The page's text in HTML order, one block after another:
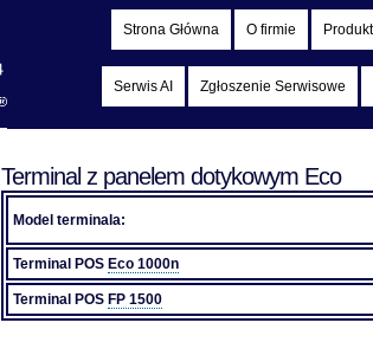
Strona Główna O firmie
Serwis AI Zgłoszenie Serwisowe
Terminal z panelem dotykowym Eco
Model terminala:
Terminal POS Eco 1000n
Terminal POS FP 1500